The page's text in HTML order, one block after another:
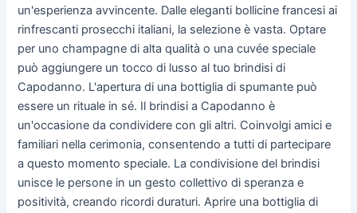
un'esperienza avvincente. Dalle eleganti bollicine francesi ai
rinfrescanti prosecchi italiani, la selezione è vasta. Optare
per uno champagne di alta qualità o una cuvée speciale
può aggiungere un tocco di lusso al tuo brindisi di
Capodanno. L'apertura di una bottiglia di spumante può
essere un rituale in sé. Il brindisi a Capodanno è
un'occasione da condividere con gli altri. Coinvolgi amici e
familiari nella cerimonia, consentendo a tutti di partecipare
a questo momento speciale. La condivisione del brindisi
unisce le persone in un gesto collettivo di speranza e
positività, creando ricordi duraturi. Aprire una bottiglia di